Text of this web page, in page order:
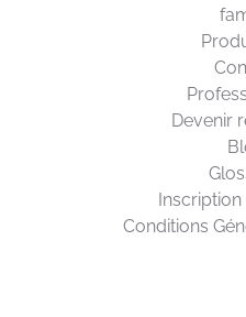
Devenir
Conditions